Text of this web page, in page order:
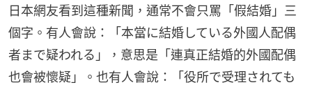
日本網友看到這種新聞，通常不會只罵「假結婚」三
個字。有人會說：「本當に結婚している外國人配偶
者まで疑われる」，意思是「連真正結婚的外國配偶
也會被懷疑」。也有人會說：「役所で受理されても